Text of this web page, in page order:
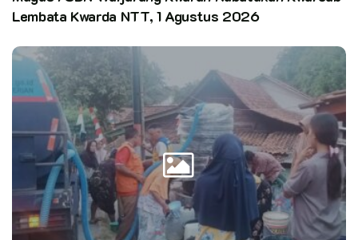
Lembata Kwarda NTT, 1 Agustus 2026